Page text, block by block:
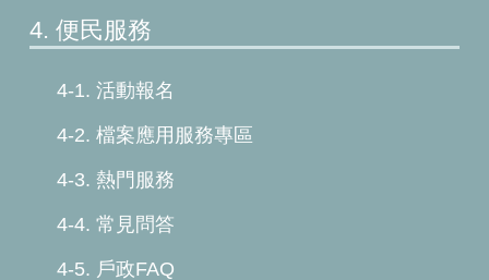
4. 便民服務
4-1. 活動報名
4-2. 檔案應用服務專區
4-3. 熱門服務
4-4. 常見問答
4-5. 戶政FAQ